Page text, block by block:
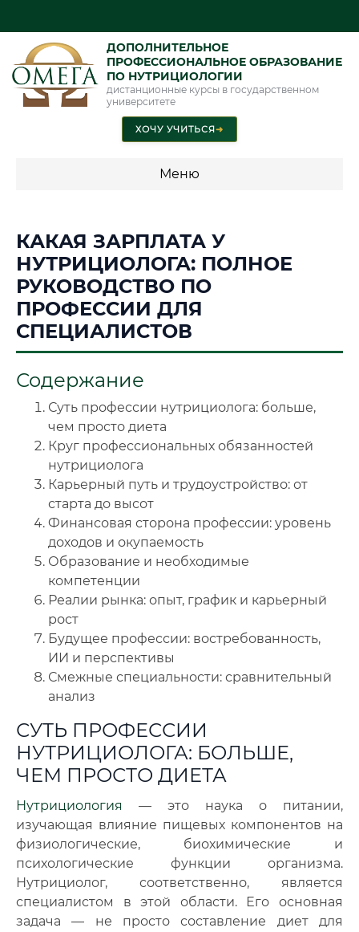
ДОПОЛНИТЕЛЬНОЕ
ПРОФЕССИОНАЛЬНОЕ ОБРАЗОВАНИЕ
ПО НУТРИЦИОЛОГИИ
дистанционные курсы в государственном
университете
ХОЧУ УЧИТЬСЯ➜
Меню
Стоимость по направлению обучения "Нутрициология"
📜 Документы и аккредитация
🔍Нажмите на документ для увеличения и просмотра
КАКАЯ ЗАРПЛАТА У
НУТРИЦИОЛОГА: ПОЛНОЕ
РУКОВОДСТВО ПО
ПРОФЕССИИ ДЛЯ
СПЕЦИАЛИСТОВ
Содержание
Суть профессии нутрициолога: больше,
чем просто диета
Круг профессиональных обязанностей
нутрициолога
Карьерный путь и трудоустройство: от
старта до высот
Финансовая сторона профессии: уровень
доходов и окупаемость
Образование и необходимые
компетенции
Реалии рынка: опыт, график и карьерный
рост
Будущее профессии: востребованность,
ИИ и перспективы
Смежные специальности: сравнительный
анализ
СУТЬ ПРОФЕССИИ
НУТРИЦИОЛОГА: БОЛЬШЕ,
ЧЕМ ПРОСТО ДИЕТА
Нутрициология
— это наука о питании,
изучающая влияние пищевых компонентов на
физиологические, биохимические и
психологические функции организма.
Нутрициолог, соответственно, является
специалистом в этой области. Его основная
задача — не просто составление диет для